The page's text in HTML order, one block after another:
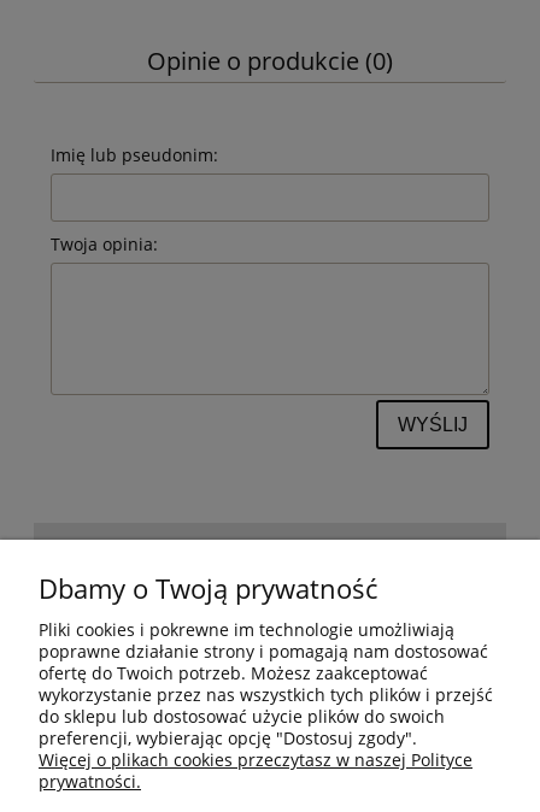
Opinie o produkcie (0)
Imię lub pseudonim:
Twoja opinia:
WYŚLIJ
BESTSELLERY
MOJE KONTO
Dbamy o Twoją prywatność
Pliki cookies i pokrewne im technologie umożliwiają
poprawne działanie strony i pomagają nam dostosować
ofertę do Twoich potrzeb. Możesz zaakceptować
wykorzystanie przez nas wszystkich tych plików i przejść
do sklepu lub dostosować użycie plików do swoich
preferencji, wybierając opcję "Dostosuj zgody".
Więcej o plikach cookies przeczytasz w naszej Polityce
prywatności.